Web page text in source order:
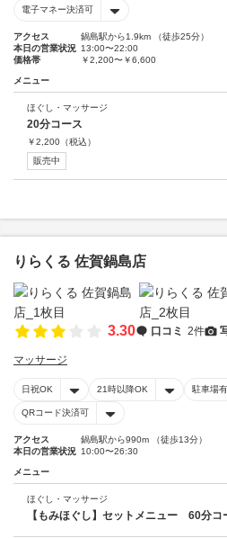
電子マネー決済可
アクセス
鍋島駅から1.9km （徒歩25分）
本日の営業状況 13:00〜22:00
価格帯
￥2,200〜￥6,600
メニュー
ほぐし・マッサージ
20分コース
￥2,200 （税込）
販売中
りらくる 佐賀鍋島店
3.30 口コミ 2件
マッサージ
日祝OK 21時以降OK 駐車場有
QRコード決済可
アクセス
鍋島駅から990m （徒歩13分）
本日の営業状況 10:00〜26:30
メニュー
ほぐし・マッサージ
【もみほぐし】セットメニュー 60分コ